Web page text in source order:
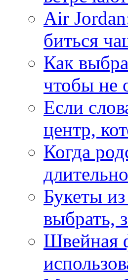
Air
биться
Как
чтобы не
Если
центр,
Когда
Букеты
выбрать,
Швейная